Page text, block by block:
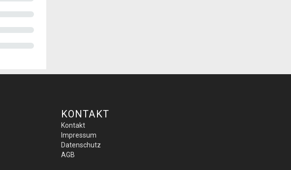
KONTAKT
Kontakt
Impressum
Datenschutz
AGB